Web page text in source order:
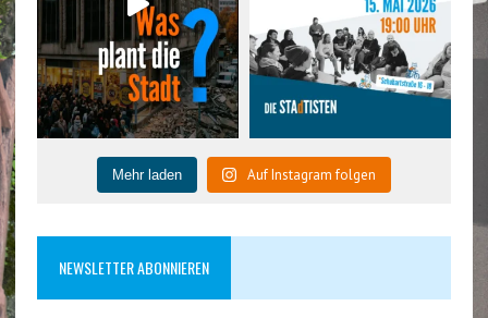
Mehr laden Auf Instagram folgen
NEWSLETTER ABONNIEREN